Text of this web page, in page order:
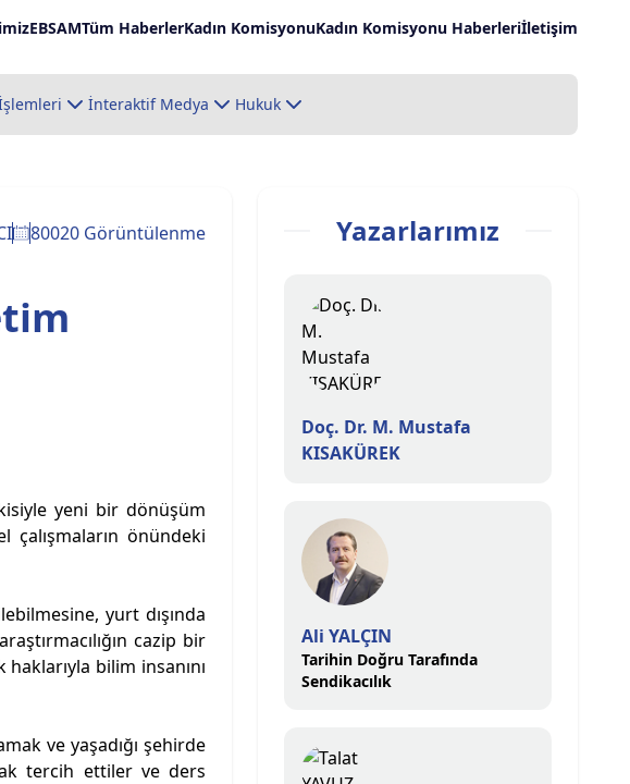
EBSAMTüm HaberlerKadın KomisyonuKadın Komisyonu Haberleriİletişim
İnteraktif Medya Hukuk
80020 Görüntülenme
yeni bir dönüşüm
önündeki
yurt dışında
cazip bir
bilim insanını
ve yaşadığı şehirde
tercih ettiler ve ders
Yazarlarımız
Doç. Dr. M. Mustafa
KISAKÜREK
Ali YALÇIN
Tarihin Doğru Tarafında
Sendikacılık